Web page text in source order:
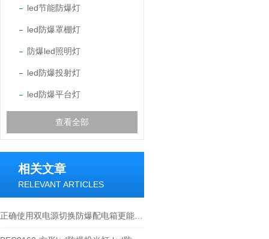
led节能防爆灯
led防爆罩棚灯
防爆led照明灯
led防爆投射灯
led防爆平台灯
查看全部
相关文章
RELEVANT ARTICLES